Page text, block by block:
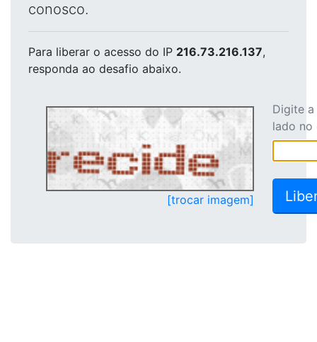
conosco.
Para liberar o acesso do IP 216.73.216.137,
responda ao desafio abaixo.
[trocar imagem]
Digite
lado no